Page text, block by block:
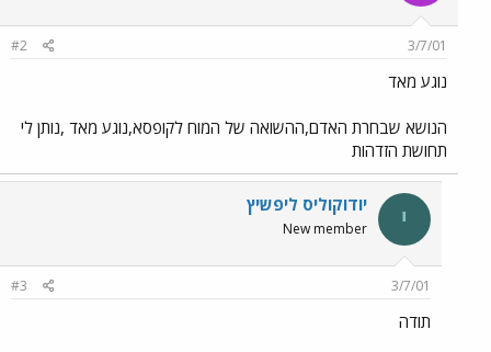
3/7/01
#2
נוגע מאד
הנושא שבחרת האדם,ההשואה של המוח לקופסא,נוגע מאד ,נותן לי
תחושת הזדהות
י יודוקוליס ליפשיץ
New member
3/7/01
#3
תודה